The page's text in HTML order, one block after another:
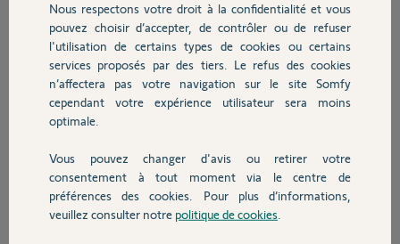
Chauffage
Autres produits
Devis avec un pro
Contact
Être sur un canal Auto
Ne pas activer le WPS ou Easy Pairing
Ne pas avoir activé le filtrage MAC
J'effectue en boucle les étapes suivantes sans succès :
Lancement application Thermostat
Etape 3 : APPAIRAGE WIFI
Configuration rapide avec mon WIFI 2,4GHZ (pas de caractères
spéciaux dans le SSID ou mot de passe)
Nous respectons votre droit à la confidentialité et vous
pouvez choisir d’accepter, de contrôler ou de refuser
l'utilisation de certains types de cookies ou certains
services proposés par des tiers. Le refus des cookies
n’affectera pas votre navigation sur le site Somfy
cependant votre expérience utilisateur sera moins
optimale.
Vous pouvez changer d'avis ou retirer votre
consentement à tout moment via le centre de
préférences des cookies. Pour plus d’informations,
veuillez consulter notre politique de cookies